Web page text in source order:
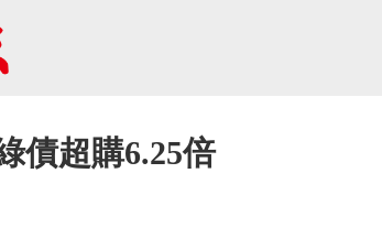
債超購6.25倍